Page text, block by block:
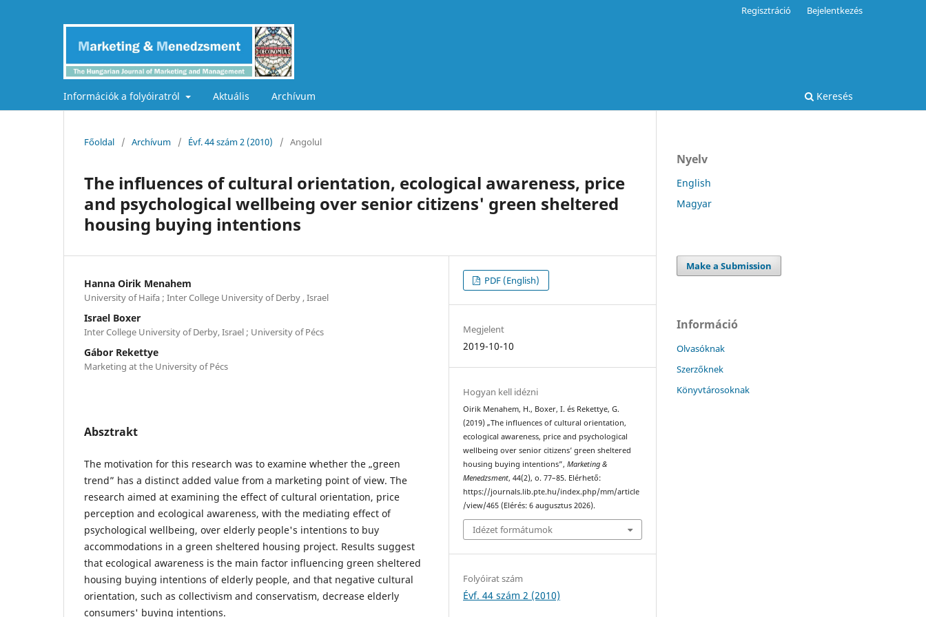
Információk a folyóiratról Aktuális Archívum Keresés
Regisztráció Bejelentkezés
Főoldal / Archívum / Évf. 44 szám 2 (2010) / Angolul
The influences of cultural orientation, ecological awareness, price
and psychological wellbeing over senior citizens' green sheltered
housing buying intentions
Hanna Oirik Menahem
University of Haifa ; Inter College University of Derby , Israel
Israel Boxer
Inter College University of Derby, Israel ; University of Pécs
Gábor Rekettye
Marketing at the University of Pécs
Absztrakt
The motivation for this research was to examine whether the „green
trend” has a distinct added value from a marketing point of view. The
research aimed at examining the effect of cultural orientation, price
perception and ecological awareness, with the mediating effect of
psychological wellbeing, over elderly people's intentions to buy
accommodations in a green sheltered housing project. Results suggest
that ecological awareness is the main factor influencing green sheltered
housing buying intentions of elderly people, and that negative cultural
orientation, such as collectivism and conservatism, decrease elderly
consumers' buying intentions.
PDF (English)
Megjelent
2019-10-10
Hogyan kell idézni
Oirik Menahem, H., Boxer, I. és Rekettye, G.
(2019) „The influences of cultural orientation,
ecological awareness, price and psychological
wellbeing over senior citizens’ green sheltered
housing buying intentions”,Marketing &
Menedzsment, 44(2), o. 77–85. Elérhető:
https://journals.lib.pte.hu/index.php/mm/article
/view/465 (Elérés: 6 augusztus 2026).
Idézet formátumok
Folyóirat szám
Évf. 44 szám 2 (2010)
Nyelv
English
Magyar
Make a Submission
Információ
Olvasóknak
Szerzőknek
Könyvtárosoknak